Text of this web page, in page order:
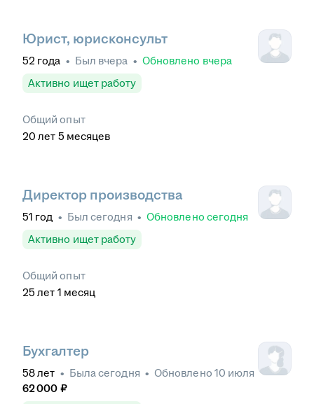
Юрист, юрисконсульт
52 года • Был вчера • Обновлено вчера
Активно ищет работу
Общий опыт
20 лет 5 месяцев
Директор производства
51 год • Был сегодня • Обновлено сегодня
Активно ищет работу
Общий опыт
25 лет 1 месяц
Бухгалтер
58лет • Быласегодня • Обновлено 10 июля
62 000 ₽